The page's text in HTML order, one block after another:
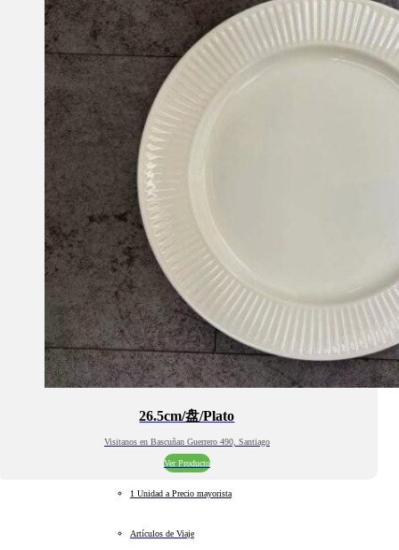
26.5cm/盘/Plato
Visitanos en Bascuñan Guerrero 490, Santiago
Ver Producto
1 Unidad a Precio mayorista
Artículos de Viaje